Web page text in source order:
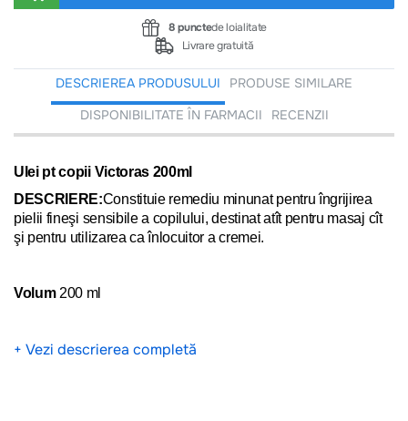
8 punctede loialitate
Livrare gratuită
DESCRIEREA PRODUSULUI
PRODUSE SIMILARE
DISPONIBILITATE ÎN FARMACII
RECENZII
Ulei pt copii Victoras 200ml
DESCRIERE:Constituie remediu minunat pentru îngrijirea
pielii fineşi sensibile a copilului, destinat atît pentru masaj cît
şi pentru utilizarea ca înlocuitor a cremei.
Volum200 ml
MOD DE UTILIZARE:Se aplică pe pielea curată o cantitate
+ Vezi descrierea completă